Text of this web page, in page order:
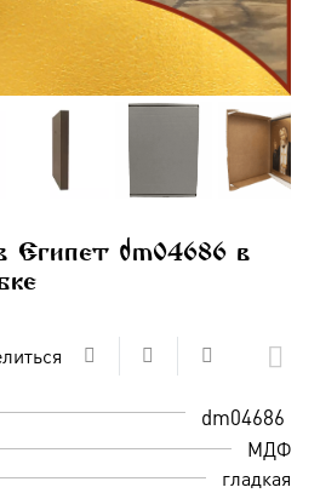
Египет dm04686 в
dm04686
МДФ
гладкая